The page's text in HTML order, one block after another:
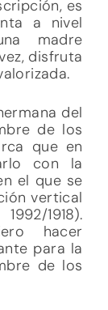
es
a nivel
madre
disfruta
del
de los
que en
con la
el que se
vertical
1918).
hacer
para la
de los